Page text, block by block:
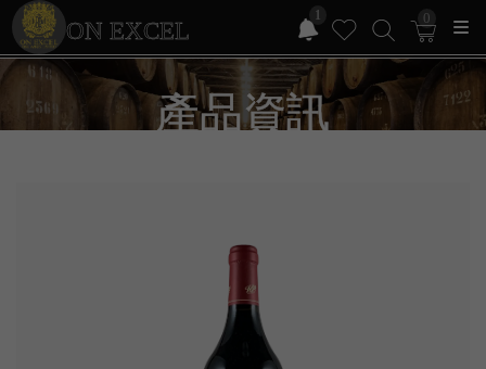
ON EXCEL
1 0
產品資訊